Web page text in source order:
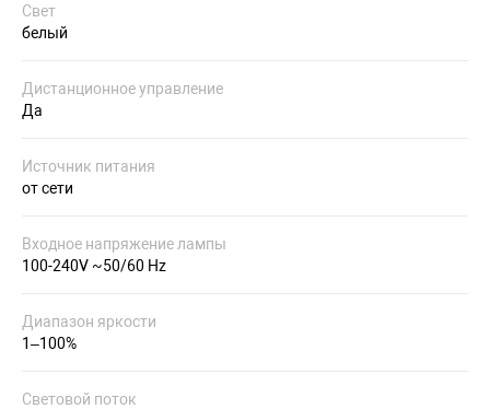
Свет
белый
Дистанционное управление
Да
Источник питания
от сети
Входное напряжение лампы
100-240V ~50/60 Hz
Диапазон яркости
1–100%
Световой поток